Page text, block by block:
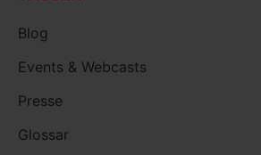
Blog
Events & Webcasts
Presse
Glossar